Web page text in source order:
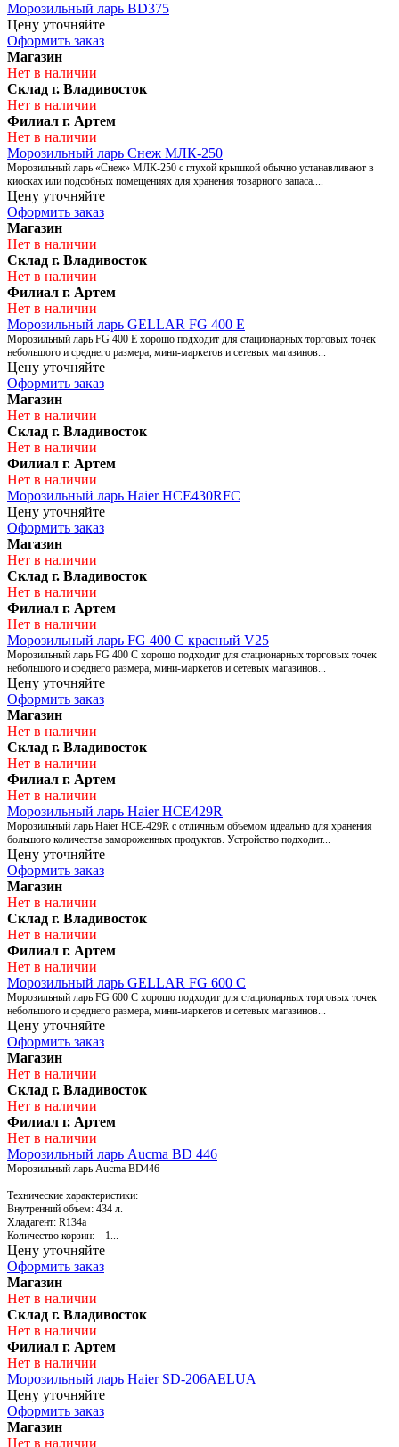
Морозильный ларь BD375
Цену уточняйте
Оформить заказ
Магазин
Нет в наличии
Склад г. Владивосток
Нет в наличии
Филиал г. Артем
Нет в наличии
Морозильный ларь Снеж МЛК-250
Морозильный ларь «Снеж» МЛК-250 с глухой крышкой обычно устанавливают в
киосках или подсобных помещениях для хранения товарного запаса....
Цену уточняйте
Оформить заказ
Магазин
Нет в наличии
Склад г. Владивосток
Нет в наличии
Филиал г. Артем
Нет в наличии
Морозильный ларь GELLAR FG 400 E
Морозильный ларь FG 400 Е хорошо подходит для стационарных торговых точек
небольшого и среднего размера, мини-маркетов и сетевых магазинов...
Цену уточняйте
Оформить заказ
Магазин
Нет в наличии
Склад г. Владивосток
Нет в наличии
Филиал г. Артем
Нет в наличии
Морозильный ларь Haier HCE430RFC
Цену уточняйте
Оформить заказ
Магазин
Нет в наличии
Склад г. Владивосток
Нет в наличии
Филиал г. Артем
Нет в наличии
Морозильный ларь FG 400 С красный V25
Морозильный ларь FG 400 С хорошо подходит для стационарных торговых точек
небольшого и среднего размера, мини-маркетов и сетевых магазинов...
Цену уточняйте
Оформить заказ
Магазин
Нет в наличии
Склад г. Владивосток
Нет в наличии
Филиал г. Артем
Нет в наличии
Морозильный ларь Haier HCE429R
Морозильный ларь Haier HCE-429R с отличным объемом идеально для хранения
большого количества замороженных продуктов. Устройство подходит...
Цену уточняйте
Оформить заказ
Магазин
Нет в наличии
Склад г. Владивосток
Нет в наличии
Филиал г. Артем
Нет в наличии
Морозильный ларь GELLAR FG 600 С
Морозильный ларь FG 600 С хорошо подходит для стационарных торговых точек
небольшого и среднего размера, мини-маркетов и сетевых магазинов...
Цену уточняйте
Оформить заказ
Магазин
Нет в наличии
Склад г. Владивосток
Нет в наличии
Филиал г. Артем
Нет в наличии
Морозильный ларь Aucma BD 446
Морозильный ларь Aucma BD446
Технические характеристики:
Внутренний объем: 434 л.
Хладагент: R134a
Количество корзин: 1...
Цену уточняйте
Оформить заказ
Магазин
Нет в наличии
Склад г. Владивосток
Нет в наличии
Филиал г. Артем
Нет в наличии
Морозильный ларь Haier SD-206AELUA
Цену уточняйте
Оформить заказ
Магазин
Нет в наличии